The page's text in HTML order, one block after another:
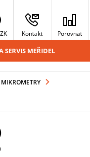
Kontakt Porovnat
SERVIS MEŘIDEL